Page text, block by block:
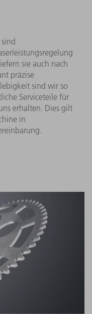
sie auch nach
präzise
sind wir so
Serviceteile für
erhalten. Dies gilt
in